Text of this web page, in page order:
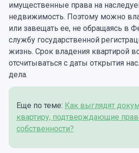
имущественные права на
недвижимость. Поэтому можно
или завещать ее, не обращаясь в
службу государственной
жизнь. Срок владения квартирой
отсчитываться с даты открытия
дела.
Еще по теме: Как выглядят
квартиру, подтверждающие
собственности?